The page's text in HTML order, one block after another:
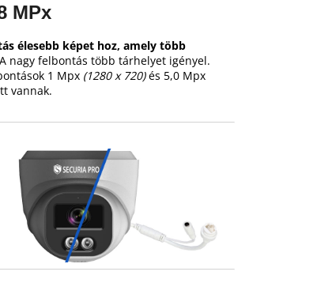
MPx
élesebb képet hoz, amely több
A nagy felbontás több tárhelyet igényel.
1 Mpx (1280 x 720)és 5,0 Mpx
vannak.